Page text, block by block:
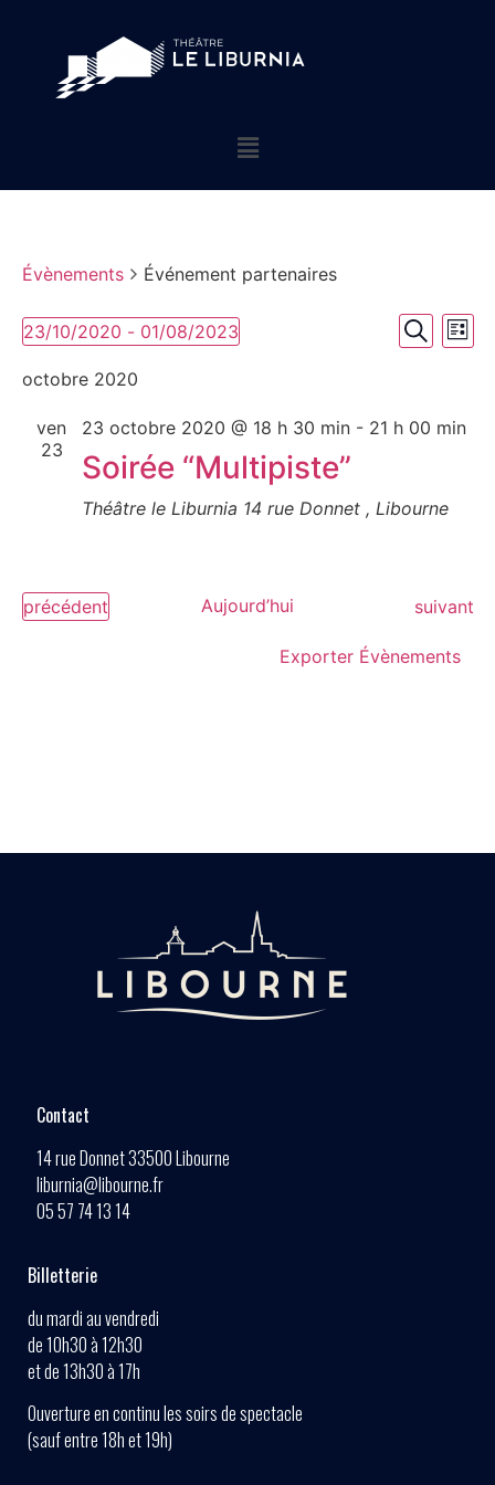
Évènements Événement partenaires
vues
Liste
23/10/2020 - 01/08/2023
Sélectionnez
une
date.
octobre 2020
ven
23
23 octobre 2020 @ 18 h 30 min- 21 h 00 min
Soirée “Multipiste”
Théâtre le Liburnia 14 rue Donnet , Libourne
Évènements
précédent Aujourd’hui suivant
Exporter Évènements
Contact
14 rue Donnet 33500 Libourne
liburnia@libourne.fr
05 57 74 13 14
Billetterie
du mardi au vendredi
de 10h30 à 12h30
et de 13h30 à 17h
Ouverture en continu les soirs de spectacle
(sauf entre 18h et 19h)